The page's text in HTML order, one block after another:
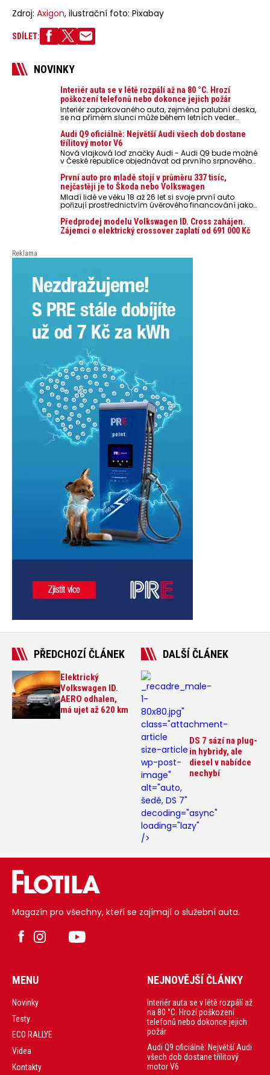
Zdroj: Axigon, ilustrační foto: Pixabay
SDÍLET:
NOVINKY
Interiér auta se v létě rozpálí až na 80 °C. Hrozí
poškození telefonů nebo dokonce jejich požár
Interiér zaparkovaného auta, zejména palubní deska,
se na přímém slunci může během letních veder
nebezpečí pro odložené mobilní telefony, powerbanky
nebo notebooky. Můžou urychlit stárnutí baterií,
poškodit elektroniku a ve výjimečných případech i
zvýšit riziko požáru.
Audi Q9 oficiálně: Největší Audi všech dob dostane
třílitový motor V6
Nová vlajková loď značky Audi - Audi Q9 bude možné
v České republice objednávat od prvního srpnového
První auto pro mladé stojí v průměru 337 tisíc,
nejčastěji je to Škoda nebo Volkswagen
Mladí lidé ve věku 18 až 26 let si svoje první auto
pořizují prostřednictvím úvěrového financování jako
auto. Průměrná pořizovací cena vozu dosahuje 337
tisíc korun a průměrná financovaná částka
přesahuje 251 tisíc korun. Vyplývá to z dat Leasingu
Předprodej modelu Volkswagen ID. Cross zahájen.
Zájemci o elektrický crossover zaplatí od 691 000 Kč
Reklama
PŘEDCHOZÍ ČLÁNEK
Elektrický
Volkswagen ID.
AERO odhalen,
má ujet až 620 km
DALŠÍ ČLÁNEK
_recadre_male-
1-
80x80.jpg"
class="attachment-
article
size-article
wp-post-
image"
alt="auto,
šedé, DS 7"
decoding="async"
loading="lazy"
/>
DS 7 sází na plug-
in hybridy, ale
diesel v nabídce
nechybí
Magazín pro všechny, kteří se zajímají o služební auta.
MENU
Novinky
Testy
ECO RALLYE
Videa
Kontakty
NEJNOVĚJŠÍ ČLÁNKY
Interiér auta se v létě rozpálí až
na 80 °C. Hrozí poškození
telefonů nebo dokonce jejich
požár
Audi Q9 oficiálně: Největší Audi
všech dob dostane třílitový
motor V6